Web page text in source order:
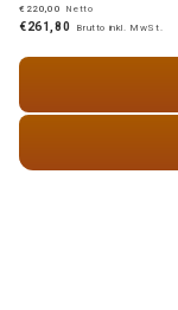
€220,00 Netto
€261,80 Brutto inkl. MwSt.